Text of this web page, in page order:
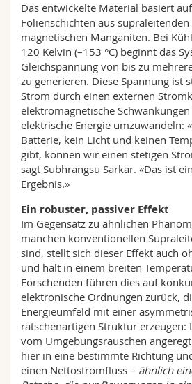
Das entwickelte Material basiert
Folienschichten aus
magnetischen Manganiten. Bei
120 Kelvin (–153 °C) beginnt das
Gleichspannung von bis zu
zu generieren. Diese Spannung ist
Strom durch einen externen
elektromagnetische
elektrische Energie umzuwandeln:
Batterie, kein Licht und keinen
gibt, können wir einen stetigen
sagt Subhrangsu Sarkar. «Das ist
Ergebnis.»
Ein robuster, passiver Effekt
Im Gegensatz zu ähnlichen
manchen konventionellen
sind, stellt sich dieser Effekt auch
und hält in einem breiten
Forschenden führen dies auf
elektronische Ordnungen zurück,
Energieumfeld mit einer
ratschenartigen Struktur erzeugen:
vom Umgebungsrauschen
hier in eine bestimmte Richtung
einen Nettostromfluss – ähnlich